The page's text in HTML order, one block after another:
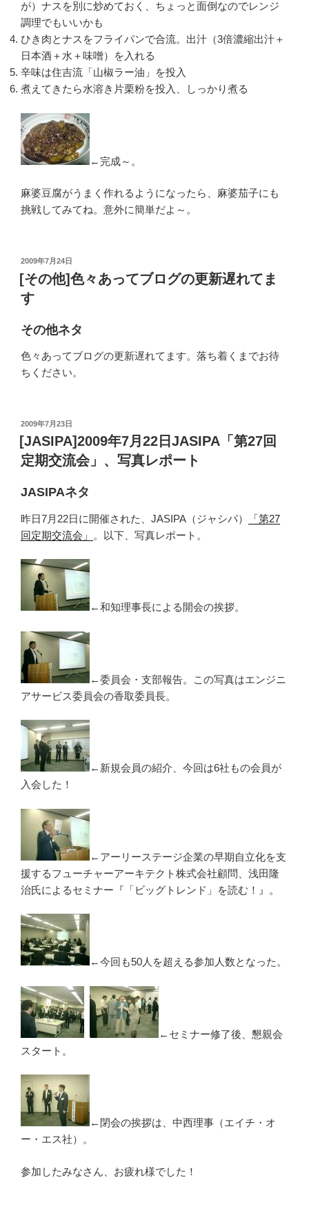
が）ナスを別に炒めておく、ちょっと面倒なのでレンジ
調理でもいいかも
ひき肉とナスをフライパンで合流。出汁（3倍濃縮出汁＋
日本酒＋水＋味噌）を入れる
辛味は住吉流「山椒ラー油」を投入
煮えてきたら水溶き片栗粉を投入、しっかり煮る
←完成～。
麻婆豆腐がうまく作れるようになったら、麻婆茄子にも
挑戦してみてね。意外に簡単だよ～。
投
稿
日:
2009年7月24日
[その他]色々あってブログの更新遅れてま
す
その他ネタ
色々あってブログの更新遅れてます。落ち着くまでお待
ちください。
投
稿
日:
2009年7月23日
[JASIPA]2009年7月22日JASIPA「第27回
定期交流会」、写真レポート
JASIPAネタ
昨日7月22日に開催された、JASIPA（ジャシパ）
「第27
回定期交流会」
。以下、写真レポート。
←和知理事長による開会の挨拶。
←委員会・支部報告。この写真はエンジニ
アサービス委員会の香取委員長。
←新規会員の紹介、今回は6社もの会員が
入会した！
←アーリーステージ企業の早期自立化を支
援するフューチャーアーキテクト株式会社顧問、浅田隆
治氏によるセミナー『「ビッグトレンド」を読む！』。
←今回も50人を超える参加人数となった。
←セミナー修了後、懇親会
スタート。
←閉会の挨拶は、中西理事（エイチ・オ
ー・エス社）。
参加したみなさん、お疲れ様でした！